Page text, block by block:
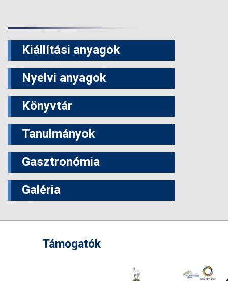
Kiállítási anyagok
Nyelvi anyagok
Könyvtár
Tanulmányok
Gasztronómia
Galéria
Támogatók